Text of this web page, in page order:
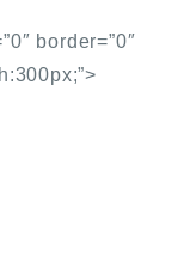
border=”0″